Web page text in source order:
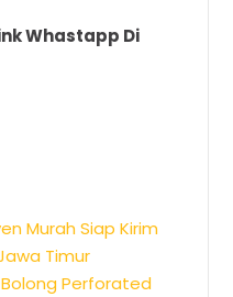
Whastapp Di
Murah Siap Kirim
Timur
Perforated